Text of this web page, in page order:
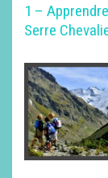
1 –
Serre